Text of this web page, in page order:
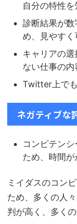
自分の特性を
診断結果が
め、見やすく
キャリアの
ない仕事の内
Twitter上でも
ネガティブな
コンピテン
ため、時間が
ミイダスのコン
ため、多くの人
判が高く、多く